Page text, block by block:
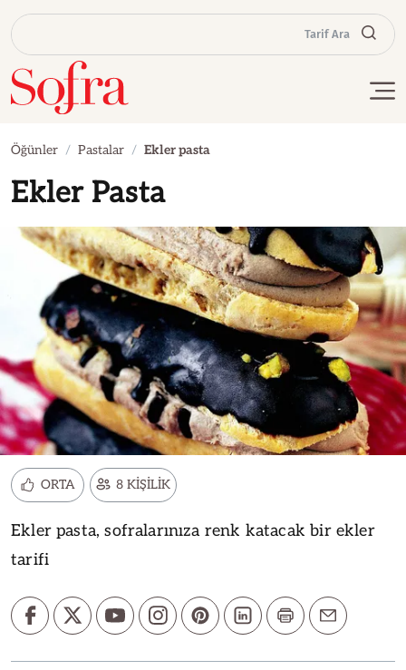
Tarif Ara
Öğünler Pastalar Ekler pasta
Ekler Pasta
ORTA 8 KİŞİLİK
Ekler pasta, sofralarınıza renk katacak bir ekler
tarifi